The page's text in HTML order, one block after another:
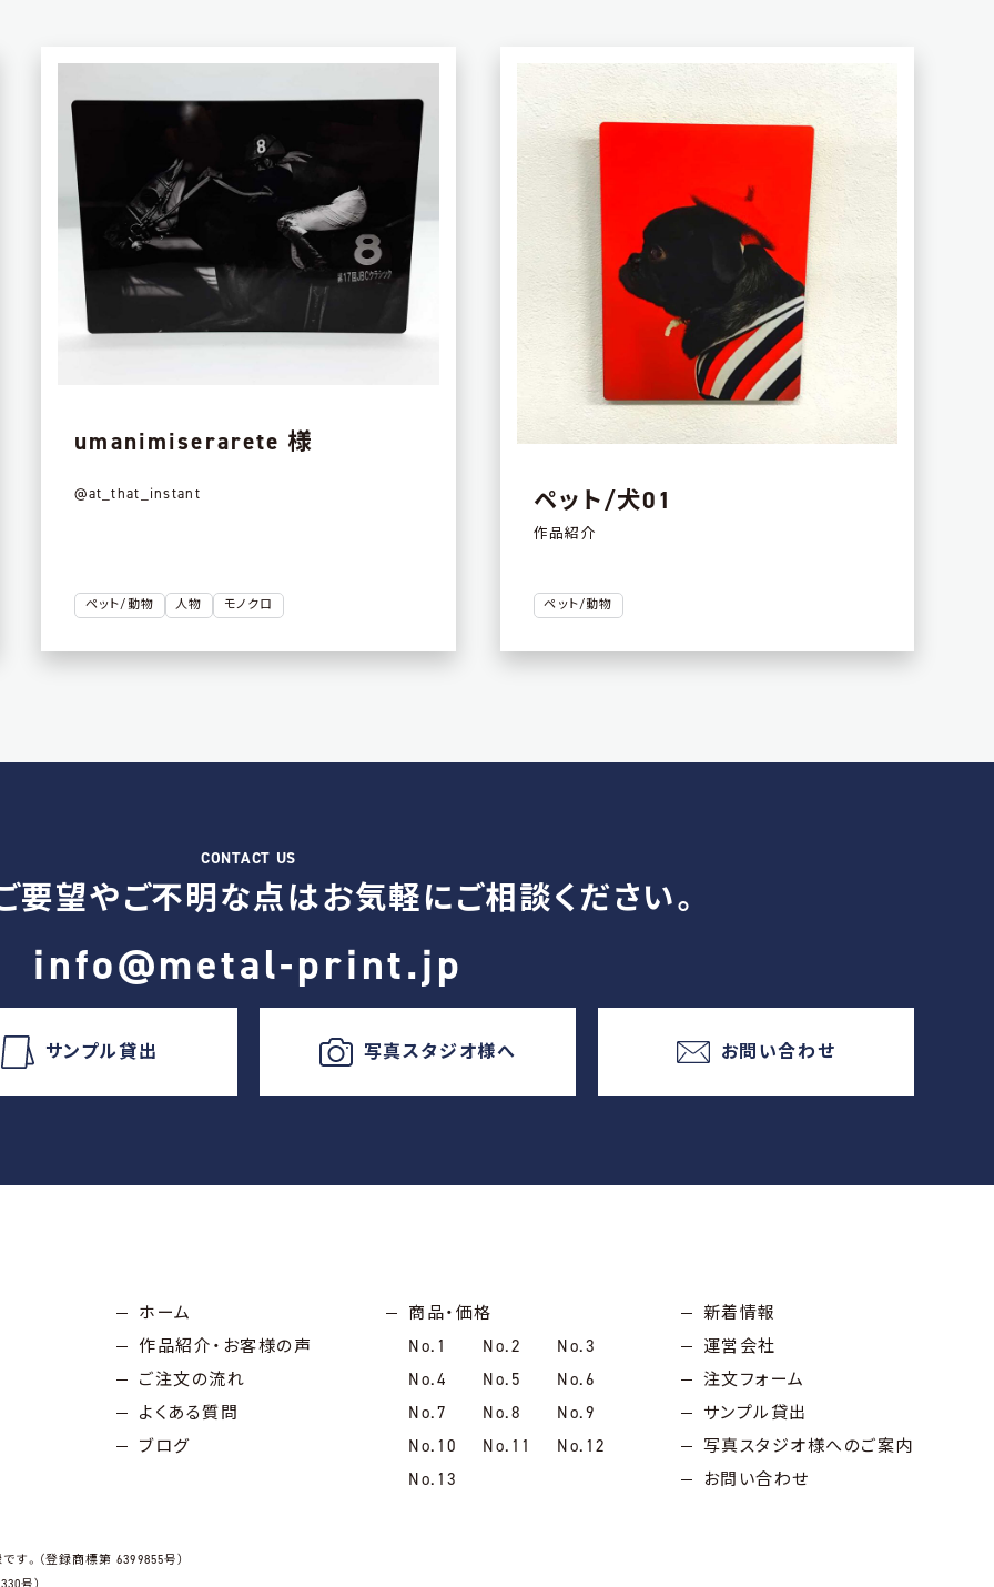
umanimiserarete 様
@at_that_instant
ペット/動物 人物 モノクロ
ペット/犬01
作品紹介
ペット/動物
要望やご不明な点はお気軽にご相談ください。
info@metal-print.jp
サンプル貸出 写真スタジオ様へ お問い合わせ
ホーム
作品紹介・お客様の声
ご注文の流れ
よくある質問
ブログ
商品・価格
No.1
No.2
No.3
No.4
No.5
No.6
No.7
No.8
No.9
No.10
No.11
No.12
No.13
新着情報
運営会社
注文フォーム
サンプル貸出
写真スタジオ様へのご案内
お問い合わせ
。（登録商標第 6399855号）